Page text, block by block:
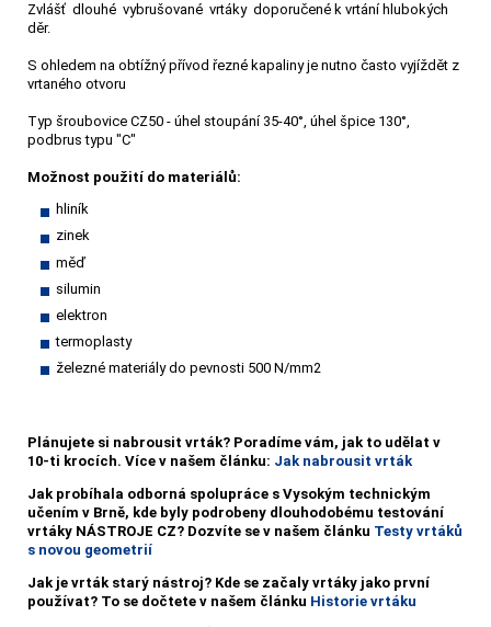
Zvlášť dlouhé vybrušované vrtáky doporučené k vrtání hlubokých
děr.
S ohledem na obtížný přívod řezné kapaliny je nutno často vyjíždět z
vrtaného otvoru
Typ šroubovice CZ50 - úhel stoupání 35-40°, úhel špice 130°,
podbrus typu "C"
Možnost použití do materiálů:
hliník
zinek
měď
silumin
elektron
termoplasty
železné materiály do pevnosti 500 N/mm2
Plánujete si nabrousit vrták? Poradíme vám, jak to udělat v
10-ti krocích. Více v našem článku: Jak nabrousit vrták
Jak probíhala odborná spolupráce s Vysokým technickým
učením v Brně, kde byly podrobeny dlouhodobému testování
vrtáky NÁSTROJE CZ? Dozvíte se v našem článku Testy vrtáků
s novou geometrií
Jak je vrták starý nástroj? Kde se začaly vrtáky jako první
používat? To se dočtete v našem článku Historie vrtáku